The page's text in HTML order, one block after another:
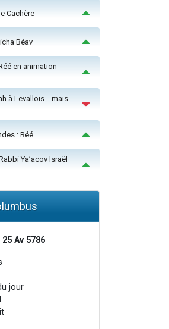
Cachère
Béav
en animation
à Levallois… mais
: Réé
Ya’acov Israël
Av 5786
jour